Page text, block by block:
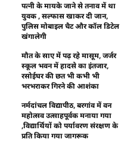
पत्नी के मायके जाने से तनाव में था
युवक , सल्फास खाकर दी जान,
पुलिस मोबाइल चैट और कॉल डिटेल
खंगालेगी
मौत के साए में पढ़ रहे मासूम, जर्जर
स्कूल भवन में हादसे का इंतजार,
रसोईघर की छत भी कभी भी
भरभराकर गिरने की आशंका
नर्मदांचल विद्यापीठ, बरगांव में वन
महोत्सव उत्साहपूर्वक मनाया गया
,विद्यार्थियों को पर्यावरण संरक्षण के
प्रति किया गया जागरूक